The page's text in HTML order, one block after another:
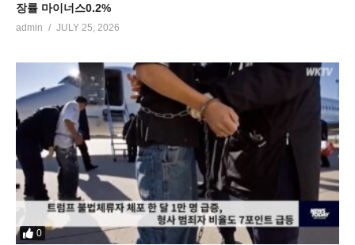
장률 마이너스0.2%
admin JULY 25, 2026
0